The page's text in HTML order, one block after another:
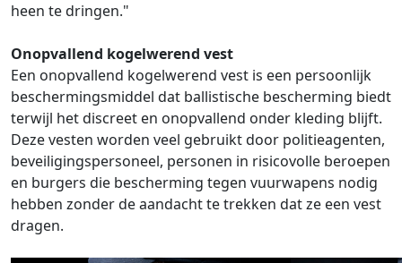
heen te dringen."
Onopvallend kogelwerend vest
Een onopvallend kogelwerend vest is een persoonlijk
beschermingsmiddel dat ballistische bescherming biedt
terwijl het discreet en onopvallend onder kleding blijft.
Deze vesten worden veel gebruikt door politieagenten,
beveiligingspersoneel, personen in risicovolle beroepen
en burgers die bescherming tegen vuurwapens nodig
hebben zonder de aandacht te trekken dat ze een vest
dragen.